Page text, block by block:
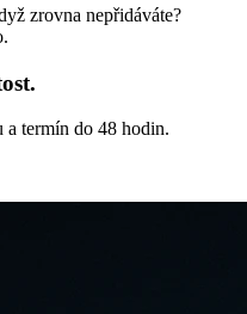
zrovna nepřidáváte?
a termín do 48 hodin.